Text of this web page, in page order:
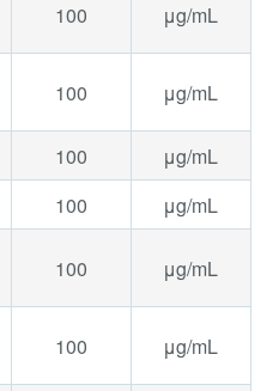
100 μg/mL
100 μg/mL
100
μg/mL
100 μg/mL
100 μg/mL
100 μg/mL